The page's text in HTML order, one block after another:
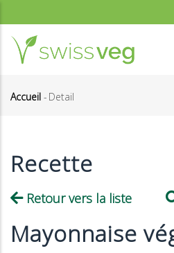
au
contenu
principal
Accueil - Detail
Recette
Retour vers la liste
Mayonnaise